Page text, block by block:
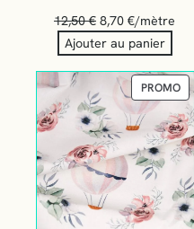
12,50€ 8,70€/mètre
Ajouter au panier
PROMO
EN